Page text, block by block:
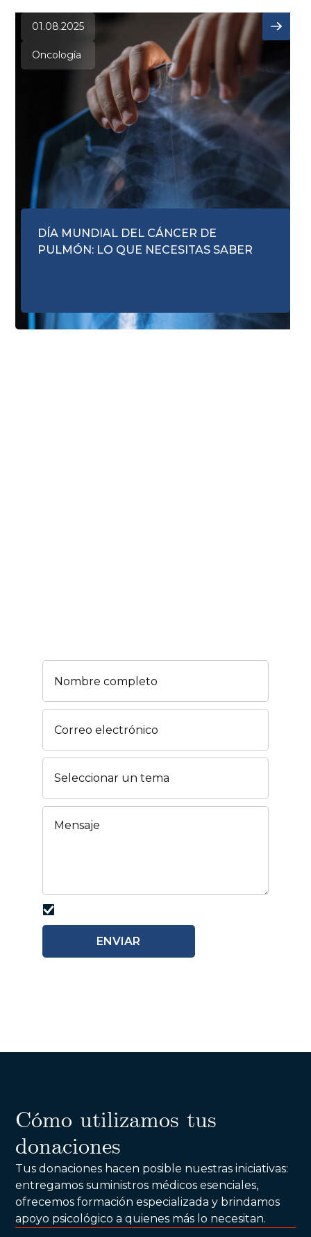
01.08.2025
Oncología
DÍA MUNDIAL DEL CÁNCER DE
PULMÓN: LO QUE NECESITAS SABER
Cómo utilizamos tus
donaciones
Tus donaciones hacen posible nuestras iniciativas:
entregamos suministros médicos esenciales,
ofrecemos formación especializada y brindamos
apoyo psicológico a quienes más lo necesitan.